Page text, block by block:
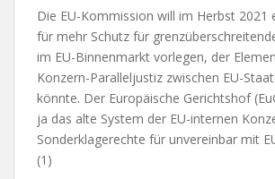
Die EU-Kommission will im Herbst 2021
für mehr Schutz für
im EU-Binnenmarkt vorlegen, der
Konzern-Paralleljustiz zwischen EU-
könnte. Der Europäische Gerichtshof
ja das alte System der EU-internen
Sonderklagerechte für unvereinbar mit
(1)